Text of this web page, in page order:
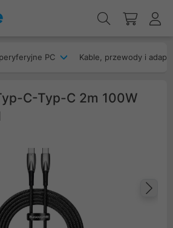
PC Kable, przewody i
C-Typ-C 2m 100W